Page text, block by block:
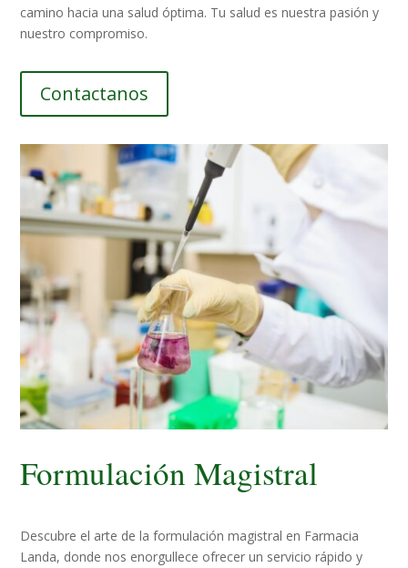
camino hacia una salud óptima. Tu salud es nuestra pasión y
nuestro compromiso.
Contactanos
Formulación Magistral
Descubre el arte de la formulación magistral en Farmacia
Landa, donde nos enorgullece ofrecer un servicio rápido y